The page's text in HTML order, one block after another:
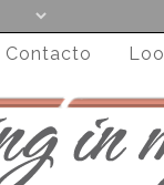
Contacto